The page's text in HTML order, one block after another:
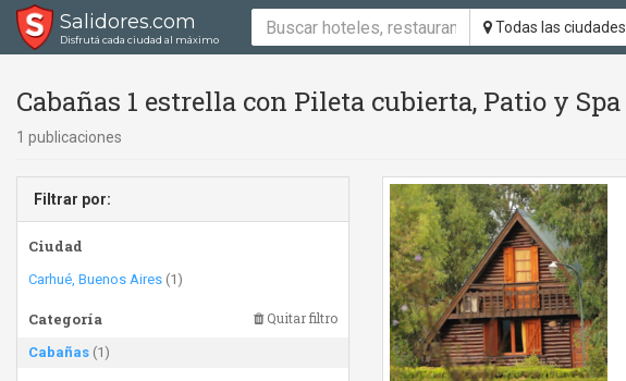
Salidores.com
Disfrutá cada ciudad al máximo
Todas las ciudades
Cabañas 1 estrella con Pileta cubierta, Patio y Spa
1 publicaciones
Filtrar por:
Ciudad
Carhué, Buenos Aires (1)
Categoría Quitar filtro
Cabañas (1)